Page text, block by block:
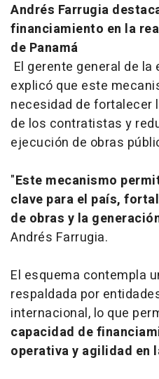
Andrés Farrugia
financiamiento en la
de Panamá
El gerente general de la
explicó que este
necesidad de fortalecer
de los contratistas y
ejecución de obras
"Este mecanismo
clave para el país,
de obras y la
Andrés Farrugia.
El esquema contempla
respaldada por
internacional, lo que
capacidad de
operativa y agilidad en